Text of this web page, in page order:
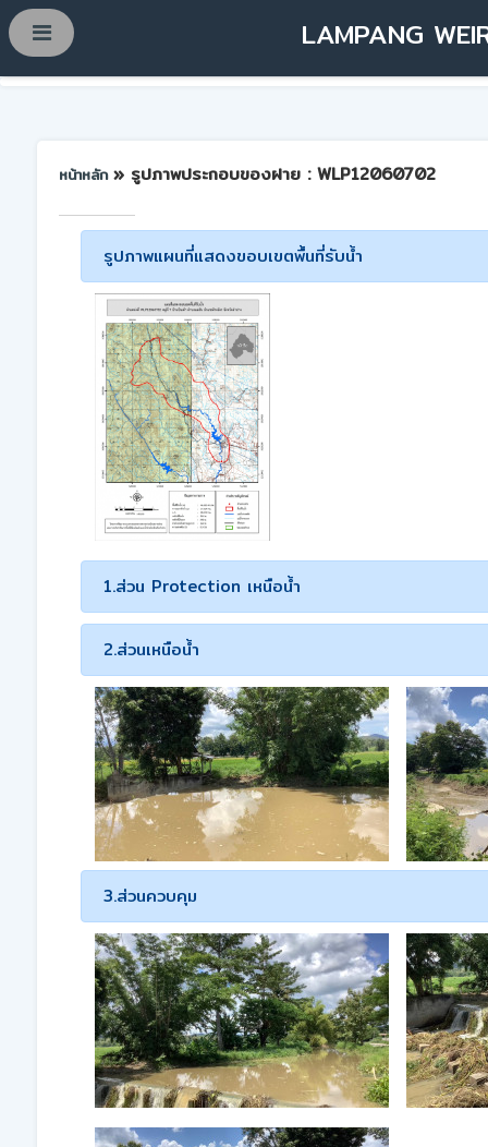
LAMPANG
หน้าหลัก » รูปภาพประกอบของฝาย : WLP12060702
รูปภาพแผนที่แสดงขอบเขตพื้นที่รับน้ำ
1.ส่วน Protection เหนือน้ำ
2.ส่วนเหนือน้ำ
3.ส่วนควบคุม